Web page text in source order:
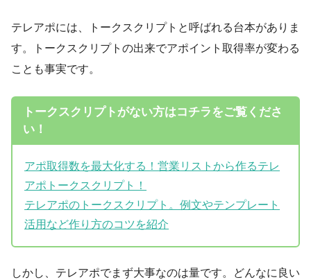
テレアポには、トークスクリプトと呼ばれる台本がありま
す。トークスクリプトの出来でアポイント取得率が変わる
ことも事実です。
トークスクリプトがない方はコチラをご覧くださ
い！
アポ取得数を最大化する！営業リストから作るテレ
アポトークスクリプト！
テレアポのトークスクリプト。例文やテンプレート
活用など作り方のコツを紹介
しかし、テレアポでまず大事なのは量です。どんなに良い